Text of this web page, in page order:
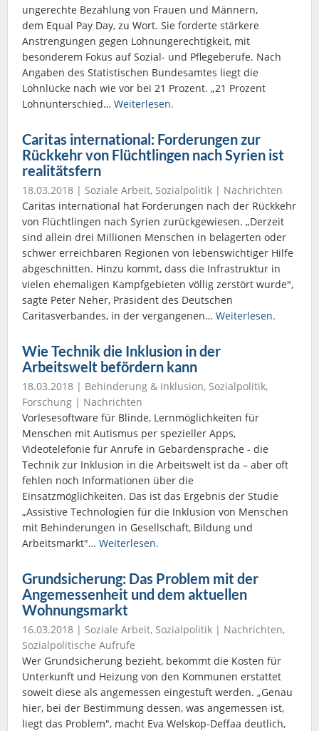
ungerechte Bezahlung von Frauen und Männern,
dem Equal Pay Day, zu Wort. Sie forderte stärkere
Anstrengungen gegen Lohnungerechtigkeit, mit
besonderem Fokus auf Sozial- und Pflegeberufe. Nach
Angaben des Statistischen Bundesamtes liegt die
Lohnlücke nach wie vor bei 21 Prozent. „21 Prozent
Lohnunterschied… Weiterlesen.
Caritas international: Forderungen zur
Rückkehr von Flüchtlingen nach Syrien ist
realitätsfern
18.03.2018 | Soziale Arbeit, Sozialpolitik | Nachrichten
Caritas international hat Forderungen nach der Rückkehr
von Flüchtlingen nach Syrien zurückgewiesen. „Derzeit
sind allein drei Millionen Menschen in belagerten oder
schwer erreichbaren Regionen von lebenswichtiger Hilfe
abgeschnitten. Hinzu kommt, dass die Infrastruktur in
vielen ehemaligen Kampfgebieten völlig zerstört wurde",
sagte Peter Neher, Präsident des Deutschen
Caritasverbandes, in der vergangenen… Weiterlesen.
Wie Technik die Inklusion in der
Arbeitswelt befördern kann
18.03.2018 | Behinderung & Inklusion, Sozialpolitik,
Forschung | Nachrichten
Vorlesesoftware für Blinde, Lernmöglichkeiten für
Menschen mit Autismus per spezieller Apps,
Videotelefonie für Anrufe in Gebärdensprache - die
Technik zur Inklusion in die Arbeitswelt ist da – aber oft
fehlen noch Informationen über die
Einsatzmöglichkeiten. Das ist das Ergebnis der Studie
„Assistive Technologien für die Inklusion von Menschen
mit Behinderungen in Gesellschaft, Bildung und
Arbeitsmarkt"… Weiterlesen.
Grundsicherung: Das Problem mit der
Angemessenheit und dem aktuellen
Wohnungsmarkt
16.03.2018 | Soziale Arbeit, Sozialpolitik | Nachrichten,
Sozialpolitische Aufrufe
Wer Grundsicherung bezieht, bekommt die Kosten für
Unterkunft und Heizung von den Kommunen erstattet
soweit diese als angemessen eingestuft werden. „Genau
hier, bei der Bestimmung dessen, was angemessen ist,
liegt das Problem", macht Eva Welskop-Deffaa deutlich,